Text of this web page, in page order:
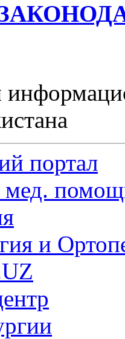
портал
мед.
и